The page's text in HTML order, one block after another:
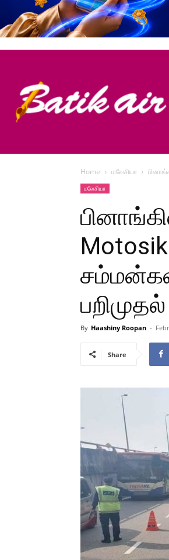
Home மலேசியா
மலேசியா
பறிமுதல்
By Haashiny Roopan -
Share